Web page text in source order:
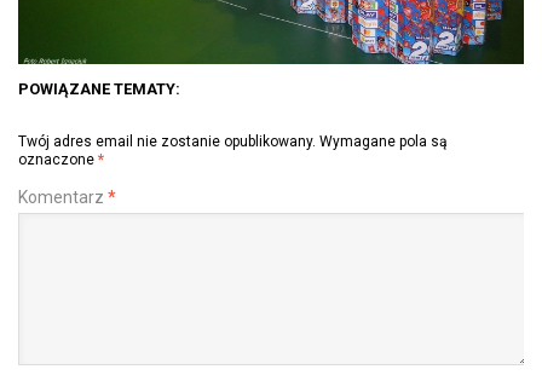
POWIĄZANE TEMATY:
Twój adres email nie zostanie opublikowany. Wymagane pola są
oznaczone *
Komentarz *